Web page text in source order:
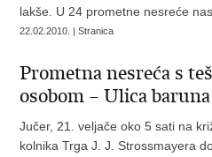
lakše. U 24 prometne nesreće
22.02.2010. | Stranica
Prometna nesreća s
osobom – Ulica
Jučer, 21. veljače oko 5 sati na
kolnika Trga J. J. Strossmayera